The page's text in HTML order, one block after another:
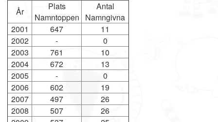
År
Plats
Namntoppen
Antal
Namngivna
2001
647
11
2002
-
0
2003
761
10
2004
672
13
2005
-
0
2006
602
19
2007
497
26
2008
507
26